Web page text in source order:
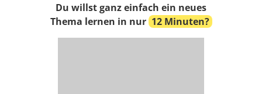
Du willst ganz einfach ein neues
Thema lernen in nur 12 Minuten?